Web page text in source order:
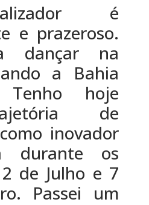
é
e prazeroso.
dançar na
a Bahia
Tenho hoje
de
inovador
durante os
de Julho e 7
Passei um